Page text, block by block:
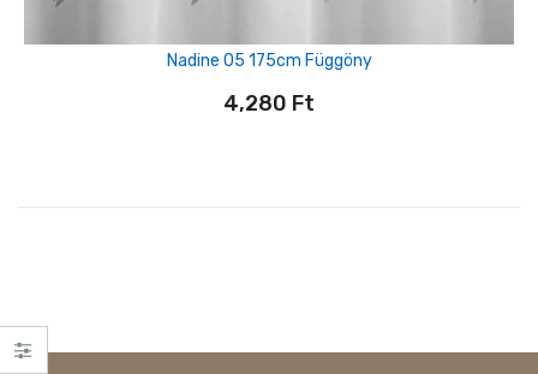
Nadine 05 175cm Függöny
4,280 Ft